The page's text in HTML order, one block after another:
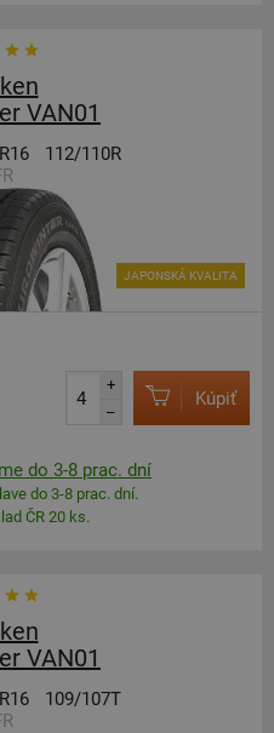
VAN01
R16
112/110R
JAPONSKÁ KVALITA
+
–
Kúpiť
do 3-8 prac. dní
do 3-8 prac. dní.
ČR 20 ks.
VAN01
R16
109/107T